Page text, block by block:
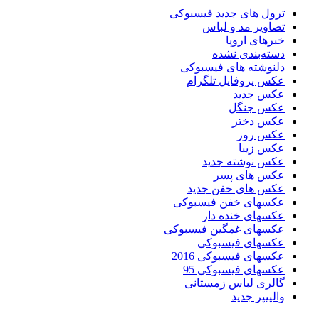
ترول های جدید فیسبوکی
تصاویر مد و لباس
خبرهای اروپا
دسته‌بندی نشده
دلنوشته های فیسبوکی
عکس پروفایل تلگرام
عکس جدید
عکس جنگل
عکس دختر
عکس روز
عکس زیبا
عکس نوشته جدید
عکس های پسر
عکس های خفن جدید
عکسهای خفن فیسبوکی
عکسهای خنده دار
عکسهای غمگین فیسبوکی
عکسهای فیسبوکی
عکسهای فیسبوکی 2016
عکسهای فیسبوکی 95
گالری لباس زمستانی
والپیپر جدید